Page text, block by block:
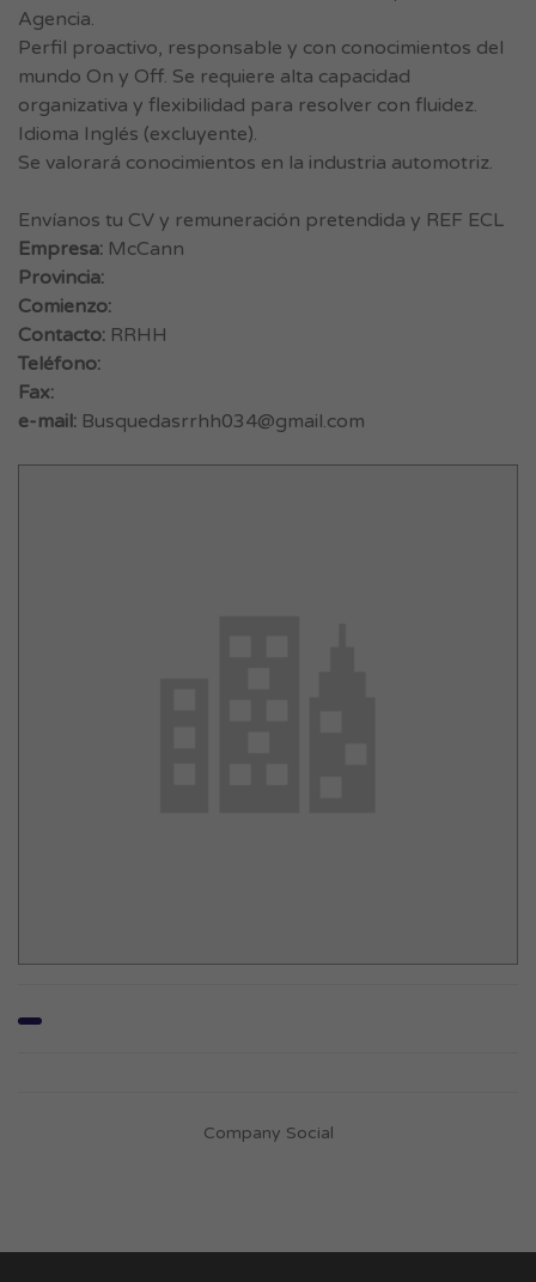
Agencia.
Perfil proactivo, responsable y con conocimientos del
mundo On y Off. Se requiere alta capacidad
organizativa y flexibilidad para resolver con fluidez.
Idioma Inglés (excluyente).
Se valorará conocimientos en la industria automotriz.
Envíanos tu CV y remuneración pretendida y REF ECL
Empresa: McCann
Provincia:
Comienzo:
Contacto: RRHH
Teléfono:
Fax:
e-mail: Busquedasrrhh034@gmail.com
Company Social